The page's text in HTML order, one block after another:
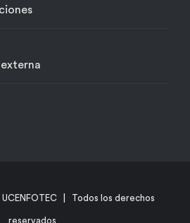
| Todos los derechos
reservados